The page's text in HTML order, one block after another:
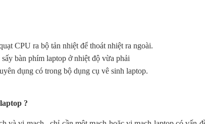
CPU ra bộ tản nhiệt để thoát nhiệt ra ngoài.
bàn phím laptop ở nhiệt độ vừa phải
dụng có trong bộ dụng cụ vê sinh laptop.
?